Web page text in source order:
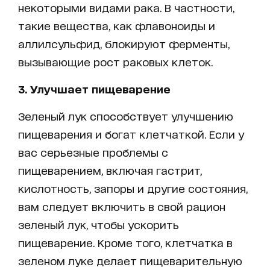
некоторыми видами рака. В частности,
такие вещества, как флавоноиды и
аллилсульфид, блокируют ферменты,
вызывающие рост раковых клеток.
3. Улучшает пищеварение
Зеленый лук способствует улучшению
пищеварения и богат клетчаткой. Если у
вас серьезные проблемы с
пищеварением, включая гастрит,
кислотность, запоры и другие состояния,
вам следует включить в свой рацион
зеленый лук, чтобы ускорить
пищеварение. Кроме того, клетчатка в
зеленом луке делает пищеварительную